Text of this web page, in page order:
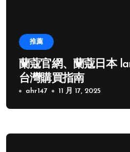
推薦
蘭蔻官網、蘭蔻日本
台灣購買指南
ahr147 11 月 17, 2025